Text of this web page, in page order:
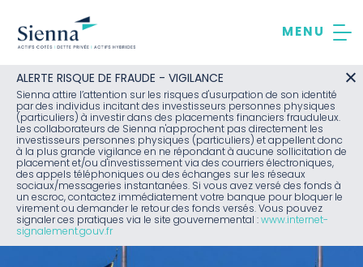
contenu
ALERTE RISQUE DE FRAUDE - VIGILANCE
Sienna attire l’attention sur les risques d'usurpation de son identité
par des individus incitant des investisseurs personnes physiques
(particuliers) à investir dans des placements financiers frauduleux.
Les collaborateurs de Sienna n'approchent pas directement les
investisseurs personnes physiques (particuliers) et appellent donc
à la plus grande vigilance en ne répondant à aucune sollicitation de
placement et/ou d'investissement via des courriers électroniques,
des appels téléphoniques ou des échanges sur les réseaux
sociaux/messageries instantanées. Si vous avez versé des fonds à
un escroc, contactez immédiatement votre banque pour bloquer le
virement ou demander le retour des fonds versés. Vous pouvez
signaler ces pratiques via le site gouvernemental : www.internet-
signalement.gouv.fr